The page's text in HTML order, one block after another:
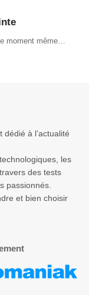
moment même…
à l’actualité
les
des tests
passionnés.
et bien choisir